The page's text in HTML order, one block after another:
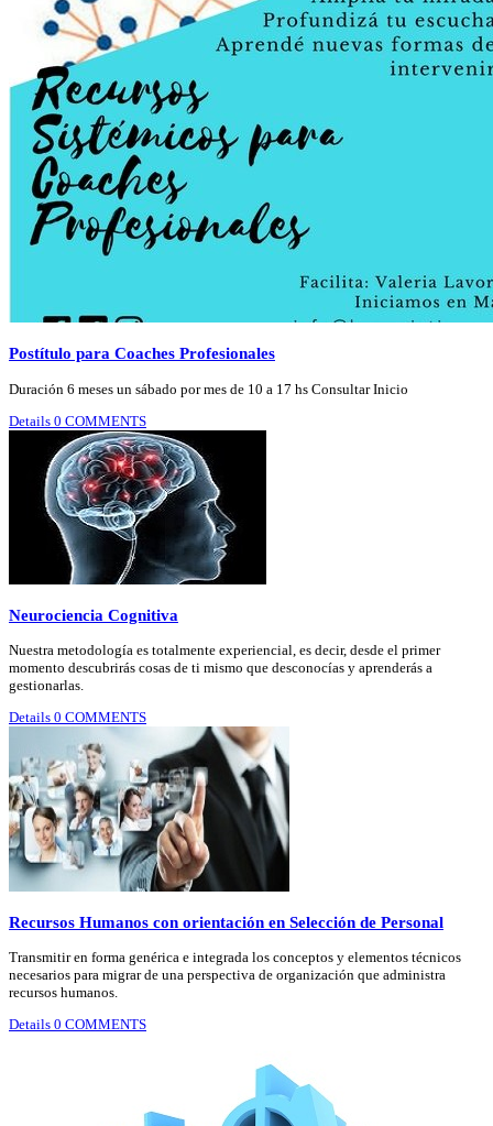
Postítulo para Coaches Profesionales
Duración 6 meses un sábado por mes de 10 a 17 hs Consultar Inicio
Details 0 COMMENTS
Neurociencia Cognitiva
Nuestra metodología es totalmente experiencial, es decir, desde el primer
momento descubrirás cosas de ti mismo que desconocías y aprenderás a
gestionarlas.
Details 0 COMMENTS
Recursos Humanos con orientación en Selección de Personal
Transmitir en forma genérica e integrada los conceptos y elementos técnicos
necesarios para migrar de una perspectiva de organización que administra
recursos humanos.
Details 0 COMMENTS